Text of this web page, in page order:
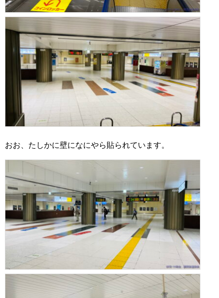
おお、たしかに壁になにやら貼られています。